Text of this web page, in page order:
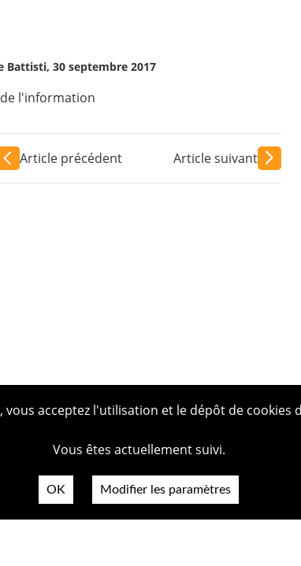
Battisti, 30 septembre 2017
l'information
Article précédent Article suivant
acceptez l'utilisation et le dépôt de
Vous êtes actuellement suivi.
OK Modifier les paramètres